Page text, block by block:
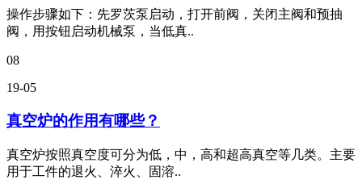
操作步骤如下：先罗茨泵启动，打开前阀，关闭主阀和预抽
阀，用按钮启动机械泵，当低真..
08
19-05
真空炉的作用有哪些？
真空炉按照真空度可分为低，中，高和超高真空等几类。主要
用于工件的退火、淬火、固溶..